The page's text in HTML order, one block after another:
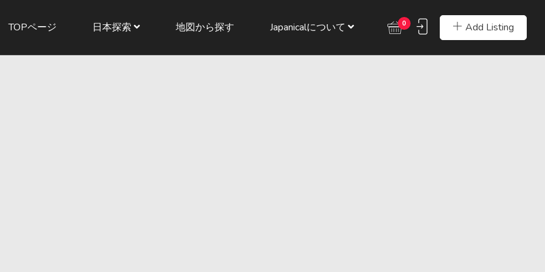
Add Listing
0
TOPページ 日本探索 地図から探す Japanicalについて